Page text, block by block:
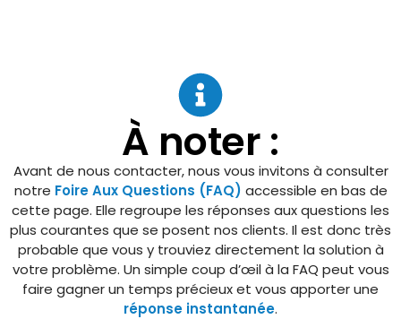
À noter :
Avant de nous contacter, nous vous invitons à consulter
notre Foire Aux Questions (FAQ) accessible en bas de
cette page. Elle regroupe les réponses aux questions les
plus courantes que se posent nos clients. Il est donc très
probable que vous y trouviez directement la solution à
votre problème. Un simple coup d’œil à la FAQ peut vous
faire gagner un temps précieux et vous apporter une
réponse instantanée.